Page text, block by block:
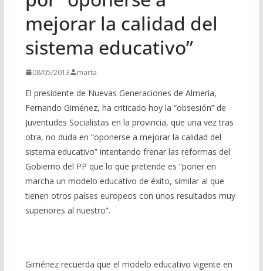
mejorar la calidad del
sistema educativo”
08/05/2013 marta
El presidente de Nuevas Generaciones de Almería,
Fernando Giménez, ha criticado hoy la “obsesión” de
Juventudes Socialistas en la provincia, que una vez tras
otra, no duda en “oponerse a mejorar la calidad del
sistema educativo” intentando frenar las reformas del
Gobierno del PP que lo que pretende es “poner en
marcha un modelo educativo de éxito, similar al que
tienen otros países europeos con unos resultados muy
superiores al nuestro”.
Giménez recuerda que el modelo educativo vigente en